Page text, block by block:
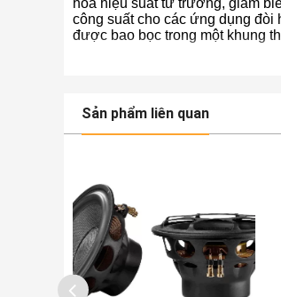
công suất cho các ứng dụng đòi
được bao bọc trong một khung
Sản phẩm liên quan